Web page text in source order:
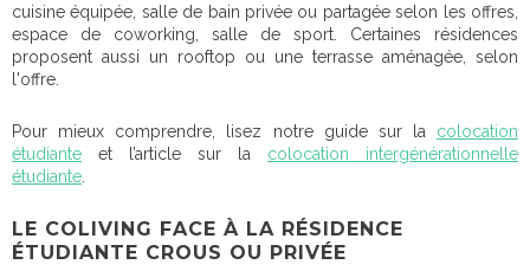
cuisine équipée, salle de bain privée ou partagée selon les offres,
espace de coworking, salle de sport. Certaines résidences
proposent aussi un rooftop ou une terrasse aménagée, selon
l'offre.
Pour mieux comprendre, lisez notre guide sur la colocation
étudiante et l’article sur la colocation intergénérationnelle
étudiante
LE COLIVING FACE À LA RÉSIDENCE
ÉTUDIANTE CROUS OU PRIVÉE